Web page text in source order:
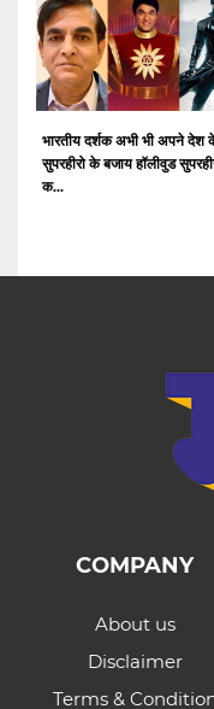
भारतीय दर्शक अभी भी अपने देश
सुपरहीरो के बजाय हॉलीवुड
क...
COMPANY
About us
Disclaimer
Terms &